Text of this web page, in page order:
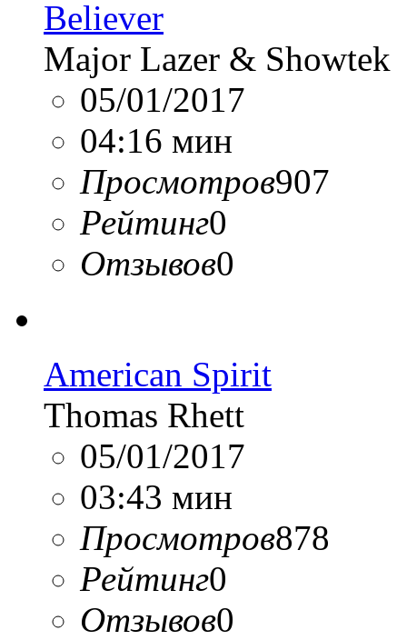
Believer
Major Lazer & Showtek
05/01/2017
04:16 мин
Просмотров907
Рейтинг0
Отзывов0
American Spirit
Thomas Rhett
05/01/2017
03:43 мин
Просмотров878
Рейтинг0
Отзывов0